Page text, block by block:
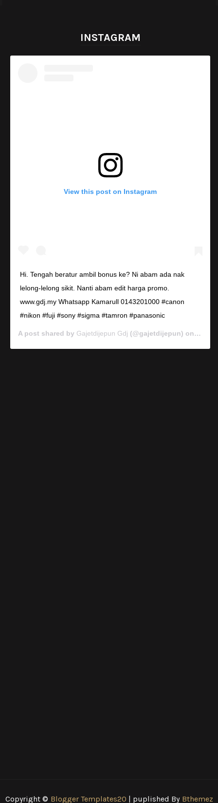
INSTAGRAM
View this post on Instagram
Hi. Tengah beratur ambil bonus ke? Ni abam ada nak
lelong-lelong sikit. Nanti abam edit harga promo.
www.gdj.my Whatsapp Kamarull 0143201000 #canon
#nikon #fuji #sony #sigma #tamron #panasonic
A post shared by Gajetdijepun Gdj (@gajetdijepun) on Jan 7,
Copyright © Blogger Templates20 | puplished By Bthemez